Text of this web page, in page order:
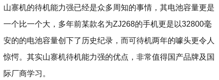
山寨机的待机能力强已经是众多周知的事情，其电池容量更是
一个比一个大，多年前某款名为ZJ268的手机更是以32800毫
安的的电池容量创下了历史纪录，而可待机两年的噱头更令人
惊愕。其实山寨机待机能力强的优点，非常值得国产品牌及国
际厂商学习。